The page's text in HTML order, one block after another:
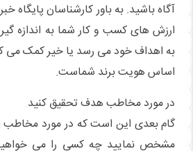
آگاه باشید. به باور کارشناسان پایگاه
ارزش های کسب و کار شما به اندازه
به اهداف خود می رسد یا خیر کمک می
اساس هویت برند شماست.
در مورد مخاطب هدف تحقیق کنید
گام بعدی این است که در مورد
مشخص نمایید چه کسی را می